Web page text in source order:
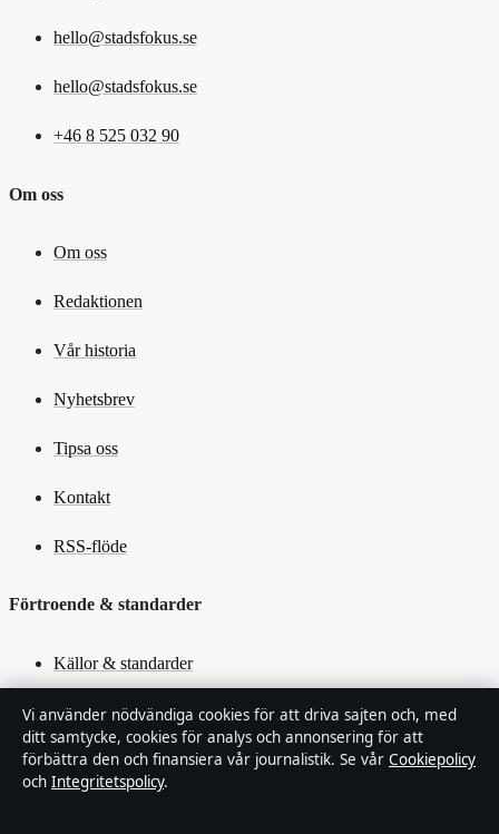
hello@stadsfokus.se
hello@stadsfokus.se
+46 8 525 032 90
Om oss
Om oss
Redaktionen
Vår historia
Nyhetsbrev
Tipsa oss
Kontakt
RSS-flöde
Förtroende & standarder
Källor & standarder
Redaktionell policy
Rättelsepolicy
Vi använder nödvändiga cookies för att driva sajten och, med
ditt samtycke, cookies för analys och annonsering för att
förbättra den och finansiera vår journalistik. Se vår Cookiepolicy
och Integritetspolicy.